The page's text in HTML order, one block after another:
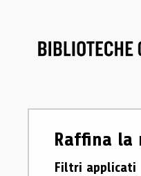
Raffina la
Filtri applicati